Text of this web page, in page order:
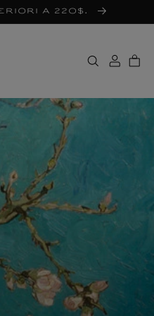
a 220$.